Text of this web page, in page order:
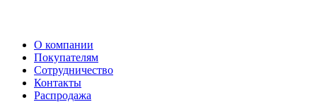
О компании
Покупателям
Сотрудничество
Контакты
Распродажа